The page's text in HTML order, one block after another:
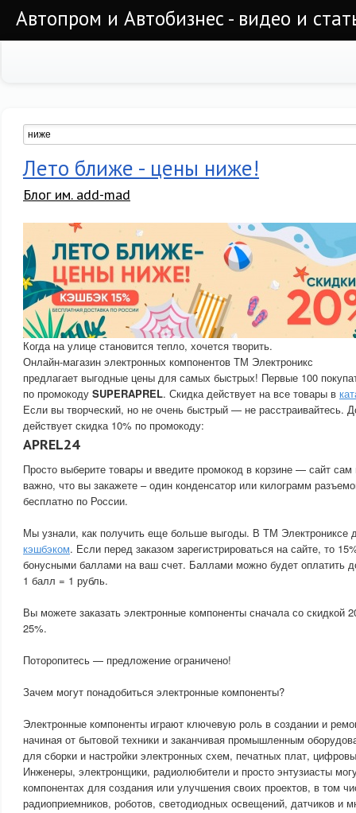
Автопром и Автобизнес - видео и
Лето ближе - цены ниже!
Блог им. add-mad
Когда на улице становится тепло, хочется творить.
Онлайн-магазин электронных компонентов ТМ Электроникс
предлагает выгодные цены для самых быстрых! Первые 100
по промокоду SUPERAPREL. Скидка действует на все товары в
Если вы творческий, но не очень быстрый — не расстраивайтесь.
действует скидка 10% по промокоду:
APREL24
Просто выберите товары и введите промокод в корзине — сайт сам
важно, что вы закажете – один конденсатор или килограмм
бесплатно по России.
Мы узнали, как получить еще больше выгоды. В ТМ Электрониксе
кэшбэком. Если перед заказом зарегистрироваться на сайте, то
бонусными баллами на ваш счет. Баллами можно будет оплатить
1 балл = 1 рубль.
Вы можете заказать электронные компоненты сначала со скидкой
25%.
Поторопитесь — предложение ограничено!
Зачем могут понадобиться электронные компоненты?
Электронные компоненты играют ключевую роль в создании и
начиная от бытовой техники и заканчивая промышленным
для сборки и настройки электронных схем, печатных плат,
Инженеры, электронщики, радиолюбители и просто энтузиасты
компонентах для создания или улучшения своих проектов, в том
радиоприемников, роботов, светодиодных освещений, датчиков и